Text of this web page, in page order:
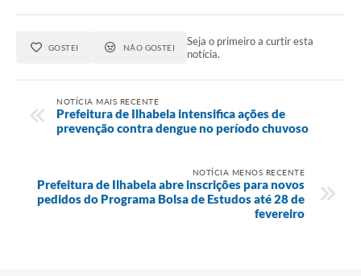
GOSTEI NÃO GOSTEI
Seja o primeiro a curtir esta
notícia.
NOTÍCIA MAIS RECENTE
Prefeitura de Ilhabela intensifica ações de
prevenção contra dengue no período chuvoso
NOTÍCIA MENOS RECENTE
Prefeitura de Ilhabela abre inscrições para novos
pedidos do Programa Bolsa de Estudos até 28 de
fevereiro